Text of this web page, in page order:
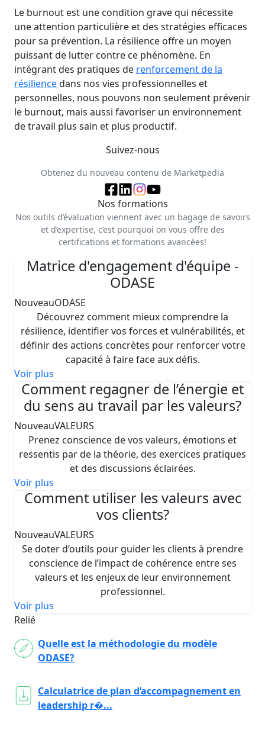
Le burnout est une condition grave qui nécessite
une attention particulière et des stratégies efficaces
pour sa prévention. La résilience offre un moyen
puissant de lutter contre ce phénomène. En
intégrant des pratiques de renforcement de la
résiliencedans nos vies professionnelles et
personnelles, nous pouvons non seulement prévenir
le burnout, mais aussi favoriser un environnement
de travail plus sain et plus productif.
Suivez-nous
Obtenez du nouveau contenu de Marketpedia
Nos formations
Nos outils d’évaluation viennent avec un bagage de savoirs
et d’expertise, c’est pourquoi on vous offre des
certifications et formations avancées!
Matrice d'engagement d'équipe -
ODASE
NouveauODASE
Découvrez comment mieux comprendre la
résilience, identifier vos forces et vulnérabilités, et
définir des actions concrètes pour renforcer votre
capacité à faire face aux défis.
Voir plus
Comment regagner de l’énergie et
du sens au travail par les valeurs?
NouveauVALEURS
Prenez conscience de vos valeurs, émotions et
ressentis par de la théorie, des exercices pratiques
et des discussions éclairées.
Voir plus
Comment utiliser les valeurs avec
vos clients?
NouveauVALEURS
Se doter d’outils pour guider les clients à prendre
conscience de l’impact de cohérence entre ses
valeurs et les enjeux de leur environnement
professionnel.
Voir plus
Relié
Quelle est la méthodologie du modèle
ODASE?
Calculatrice de plan d’accompagnement en
leadership r�...